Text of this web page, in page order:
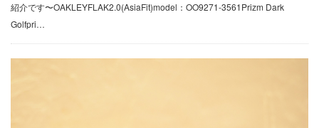
紹介です〜OAKLEYFLAK2.0(AsiaFit)model：OO9271-3561Prizm Dark
Golfpri…